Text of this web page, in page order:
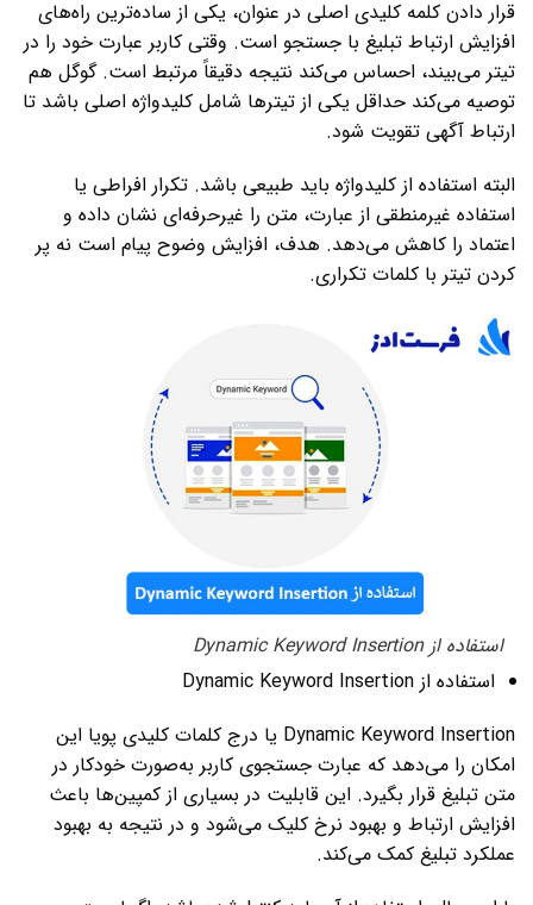
قرار دادن کلمه کلیدی اصلی در عنوان، یکی از ساده‌ترین راه‌های
افزایش ارتباط تبلیغ با جستجو است. وقتی کاربر عبارت خود را در
تیتر می‌بیند، احساس می‌کند نتیجه دقیقاً مرتبط است. گوگل هم
توصیه می‌کند حداقل یکی از تیترها شامل کلیدواژه اصلی باشد تا
ارتباط آگهی تقویت شود.
البته استفاده از کلیدواژه باید طبیعی باشد. تکرار افراطی یا
استفاده غیرمنطقی از عبارت، متن را غیرحرفه‌ای نشان داده و
اعتماد را کاهش می‌دهد. هدف، افزایش وضوح پیام است نه پر
کردن تیتر با کلمات تکراری.
استفاده از Dynamic Keyword Insertion
استفاده از Dynamic Keyword Insertion
Dynamic Keyword Insertion یا درج کلمات کلیدی پویا این
امکان را می‌دهد که عبارت جستجوی کاربر به‌صورت خودکار در
متن تبلیغ قرار بگیرد. این قابلیت در بسیاری از کمپین‌ها باعث
افزایش ارتباط و بهبود نرخ کلیک می‌شود و در نتیجه به بهبود
عملکرد تبلیغ کمک می‌کند.